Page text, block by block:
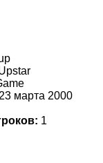
марта 2000
1